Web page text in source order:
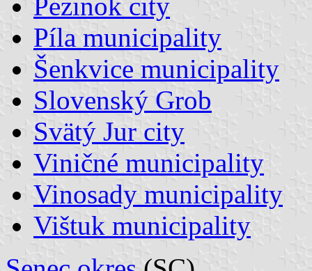
Píla municipality
Šenkvice municipality
Slovenský Grob
Svätý Jur city
Viničné municipality
Vinosady municipality
Vištuk municipality